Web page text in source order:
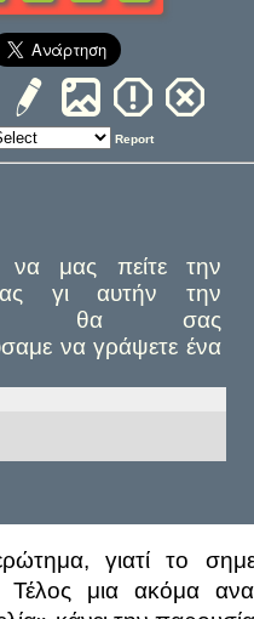
Report
να μας πείτε την
γι αυτήν την
θα σας
να γράψετε ένα
γιατί το
Τέλος μια ακόμα